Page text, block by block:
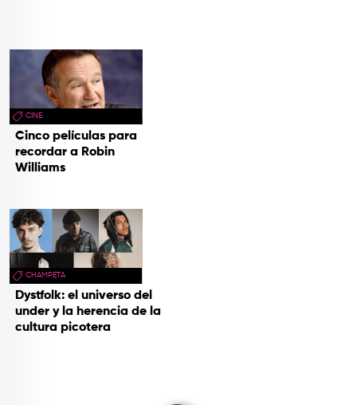
CINE
Cinco películas para
recordar a Robin
Williams
CHAMPETA
Dystfolk: el universo del
under y la herencia de la
cultura picotera